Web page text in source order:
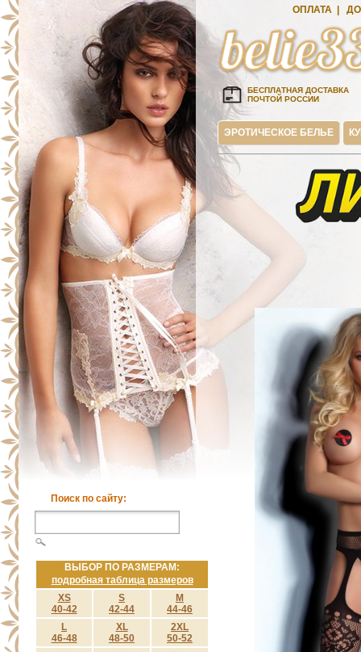
Поиск по сайту:
ВЫБОР ПО РАЗМЕРАМ:
подробная таблица размеров
XS
40-42
S
42-44
M
44-46
L
46-48
XL
48-50
2XL
50-52
ОПЛАТА
БЕСПЛАТНАЯ ДОСТАВКА
ПОЧТОЙ РОССИИ
ЭРОТИЧЕСКОЕ БЕЛЬЕ